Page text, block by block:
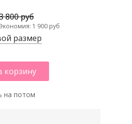
800 руб
1 900 руб
размер
корзину
на потом